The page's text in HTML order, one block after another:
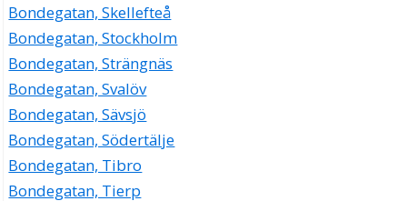
Bondegatan, Skellefteå
Bondegatan, Stockholm
Bondegatan, Strängnäs
Bondegatan, Svalöv
Bondegatan, Sävsjö
Bondegatan, Södertälje
Bondegatan, Tibro
Bondegatan, Tierp